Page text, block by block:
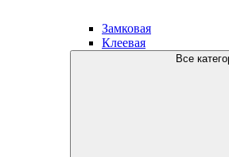
Замковая
Клеевая
Все